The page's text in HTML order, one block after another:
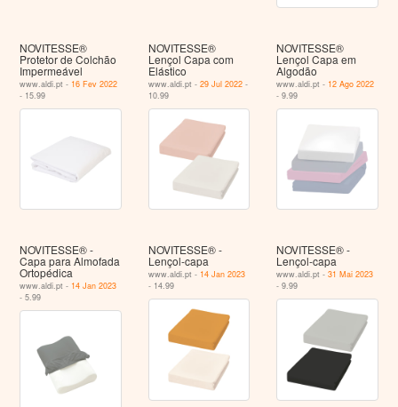
NOVITESSE®
Protetor de Colchão
Impermeável
www.aldi.pt - 16 Fev 2022
- 15.99
NOVITESSE®
Lençol Capa com
Elástico
www.aldi.pt - 29 Jul 2022-
10.99
NOVITESSE®
Lençol Capa em
Algodão
www.aldi.pt - 12 Ago 2022
- 9.99
NOVITESSE® -
Capa para Almofada
Ortopédica
www.aldi.pt - 14 Jan 2023
- 5.99
NOVITESSE® -
Lençol-capa
www.aldi.pt - 14 Jan 2023
- 14.99
NOVITESSE® -
Lençol-capa
www.aldi.pt -31 Mai 2023
- 9.99